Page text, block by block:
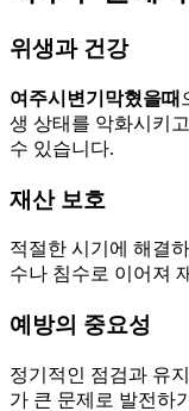
위생과 건강
여주시변기막혔을때
생 상태를 악화시키
수 있습니다.
재산 보호
적절한 시기에 해결
수나 침수로 이어져
예방의 중요성
정기적인 점검과 유
가 큰 문제로 발전하